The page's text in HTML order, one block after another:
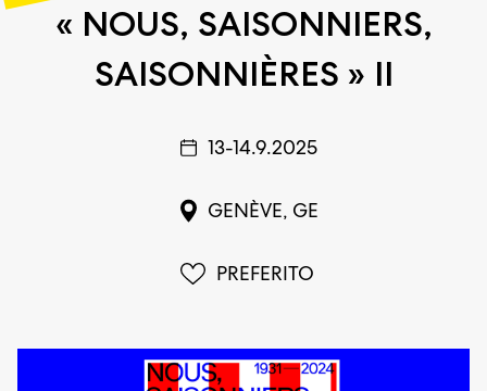
« NOUS, SAISONNIERS,
SAISONNIÈRES » II
13-14.9.2025
GENÈVE, GE
PREFERITO